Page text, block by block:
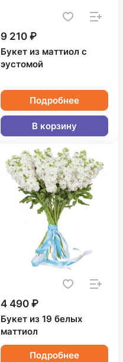
9 210 ₽
Букет из маттиол с
эустомой
Подробнее
В корзину
4 490 ₽
Букет из 19 белых
маттиол
Подробнее